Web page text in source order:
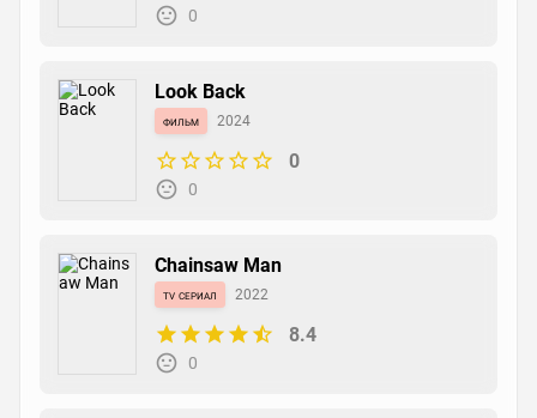
0
Look Back
фильм 2024
0
0
Chainsaw Man
tv сериал 2022
8.4
0